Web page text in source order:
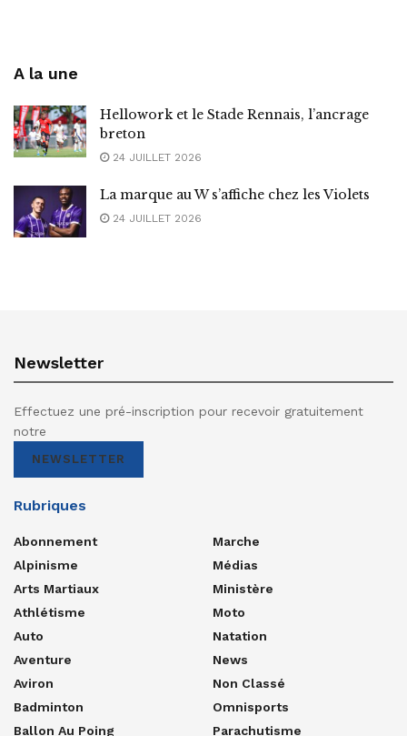
A la une
Hellowork et le Stade Rennais, l’ancrage
breton
24 JUILLET 2026
La marque au W s’affiche chez les Violets
24 JUILLET 2026
Newsletter
Effectuez une pré-inscription pour recevoir gratuitement
notre
NEWSLETTER
Rubriques
Abonnement
Alpinisme
Arts Martiaux
Athlétisme
Auto
Aventure
Aviron
Badminton
Ballon Au Poing
Marche
Médias
Ministère
Moto
Natation
News
Non Classé
Omnisports
Parachutisme